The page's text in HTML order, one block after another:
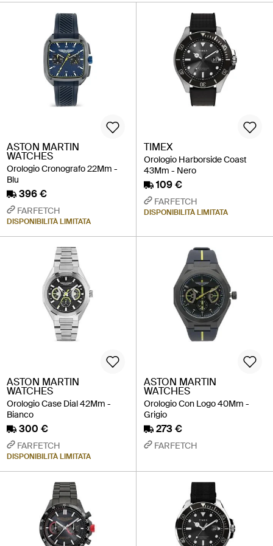
ASTON MARTIN
WATCHES
Orologio Cronografo 22Mm -
Blu
396 €
FARFETCH
DISPONIBILITÀ LIMITATA
TIMEX
Orologio Harborside Coast
43Mm - Nero
109 €
FARFETCH
DISPONIBILITÀ LIMITATA
ASTON MARTIN
WATCHES
Orologio Case Dial 42Mm -
Bianco
300 €
FARFETCH
DISPONIBILITÀ LIMITATA
ASTON MARTIN
WATCHES
Orologio Con Logo 40Mm -
Grigio
273 €
FARFETCH